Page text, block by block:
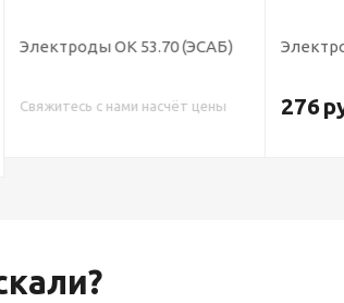
ОК 53.70 (ЭСАБ)
нами насчёт цены
Электроды МТГ-01К
276 руб.